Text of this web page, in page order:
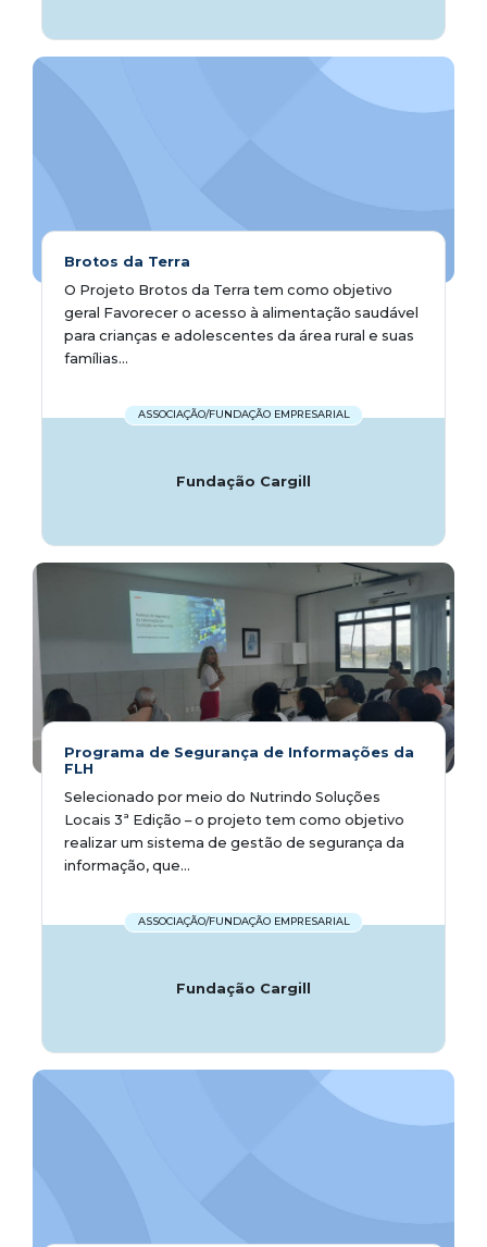
Brotos da Terra
O Projeto Brotos da Terra tem como objetivo
geral Favorecer o acesso à alimentação saudável
para crianças e adolescentes da área rural e suas
famílias...
ASSOCIAÇÃO/FUNDAÇÃO EMPRESARIAL
Fundação Cargill
Programa de Segurança de Informações da
FLH
Selecionado por meio do Nutrindo Soluções
Locais 3ª Edição – o projeto tem como objetivo
realizar um sistema de gestão de segurança da
informação, que...
ASSOCIAÇÃO/FUNDAÇÃO EMPRESARIAL
Fundação Cargill